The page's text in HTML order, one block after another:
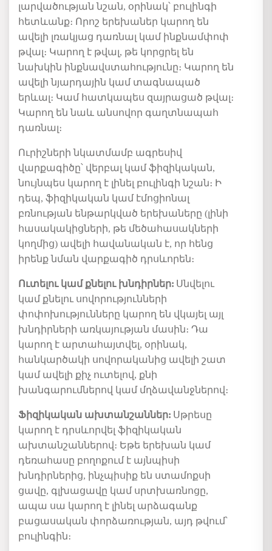
լարվածության նշան, օրինակ՝ բուլինգ ի
հետևանք։ Որոշ երեխաներ կարող են
ավելի լռակյաց դառնալ կամ ինքնամփոփ
թվալ։ Կարող է թվալ, թե կորցրել են
նախկին ինքնավստահությունը։ Կարող են
ավելի նյարդային կամ տագնապած
երևալ։ Կամ հատկապես զայրացած թվալ։
Կարող են նաև անսովոր գաղտնապահ
դառնալ։
Ուրիշների նկատմամբ ագրեսիվ
վարքագիծը՝ վերբալ կամ ֆիզիկական,
նույնպես կարող է լինել բուլինգի նշան։ Ի
դեպ, ֆիզիկական կամ էմոցիոնալ
բռնության ենթարկված երեխաները (լինի
հասակակիցների, թե մեծահասակների
կողմից) ավելի հավանական է, որ հենց
իրենքնման վարքագիծ դրսևորեն։
Ուտելու կամ քնելու խնդիրներ: Սնվելու
կամ քնելու սովորությունների
փոփոխությունները կարող են վկայել այլ
խնդիրների առկայության մասին։ Դա
կարող է արտահայտվել, օրինակ,
հանկարծակի սովորականից ավելի շատ
կամ ավելի քիչ ուտելով, քն ի
խանգարումներով կամ մղձավանջներով։
Ֆիզիկական ախտանշաններ: Սթրեսը
կարող է դրսևորվել ֆիզիկական
ախտանշաններով։ Եթե երեխան կամ
դեռահասը բողոքում է այնպիսի
խնդիրներից, ինչպիսիք են ստամոքսի
ցավը, գլխացավը կամ սրտխառնոցը,
ապա սա կարող է լինել արձագանք
բացասական փորձառության, այդ թվում՝
բուլինգ ին։